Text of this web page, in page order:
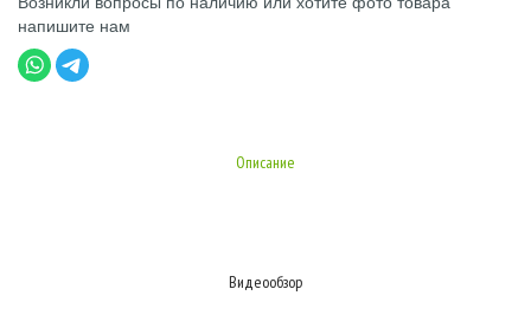
напишите нам
Описание
Видеообзор